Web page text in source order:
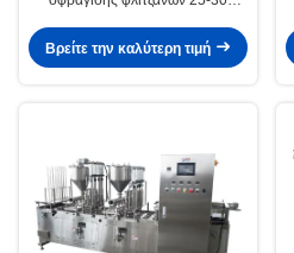
σφράγισης
Βρείτε την καλύτερη τιμή